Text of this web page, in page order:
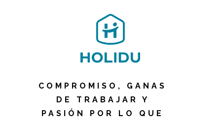
COMPROMISO, GANAS
DE TRABAJAR Y
PASIÓN POR LO QUE